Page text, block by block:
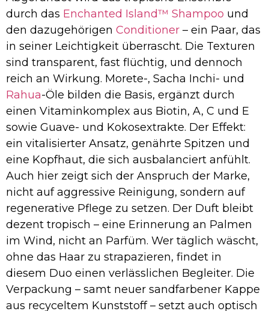
durch das Enchanted Island™ Shampoo und
den dazugehörigen Conditioner – ein Paar, das
in seiner Leichtigkeit überrascht. Die Texturen
sind transparent, fast flüchtig, und dennoch
reich an Wirkung. Morete-, Sacha Inchi- und
Rahua-Öle bilden die Basis, ergänzt durch
einen Vitaminkomplex aus Biotin, A, C und E
sowie Guave- und Kokosextrakte. Der Effekt:
ein vitalisierter Ansatz, genährte Spitzen und
eine Kopfhaut, die sich ausbalanciert anfühlt.
Auch hier zeigt sich der Anspruch der Marke,
nicht auf aggressive Reinigung, sondern auf
regenerative Pflege zu setzen. Der Duft bleibt
dezent tropisch – eine Erinnerung an Palmen
im Wind, nicht an Parfüm. Wer täglich wäscht,
ohne das Haar zu strapazieren, findet in
diesem Duo einen verlässlichen Begleiter. Die
Verpackung – samt neuer sandfarbener Kappe
aus recyceltem Kunststoff – setzt auch optisch